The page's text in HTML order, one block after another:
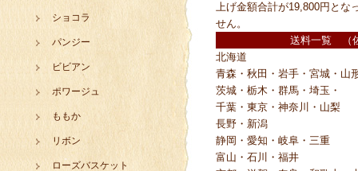
上げ金額合計が19,800円とな
せん。
送料一覧 （
北海道
青森・秋田・岩手・宮城・山
茨城・栃木・群馬・埼玉・
千葉・東京・神奈川・山梨
長野・新潟
静岡・愛知・岐阜・三重
富山・石川・福井
ショコラ
パンジー
ビビアン
ポワージュ
ももか
リボン
ローズバスケット